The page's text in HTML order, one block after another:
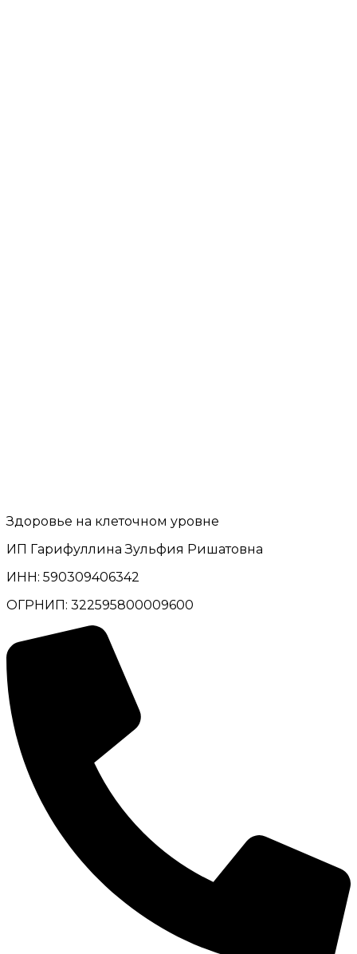
Здоровье на клеточном уровне
ИП Гарифуллина Зульфия Ришатовна
ИНН: 590309406342
ОГРНИП: 322595800009600